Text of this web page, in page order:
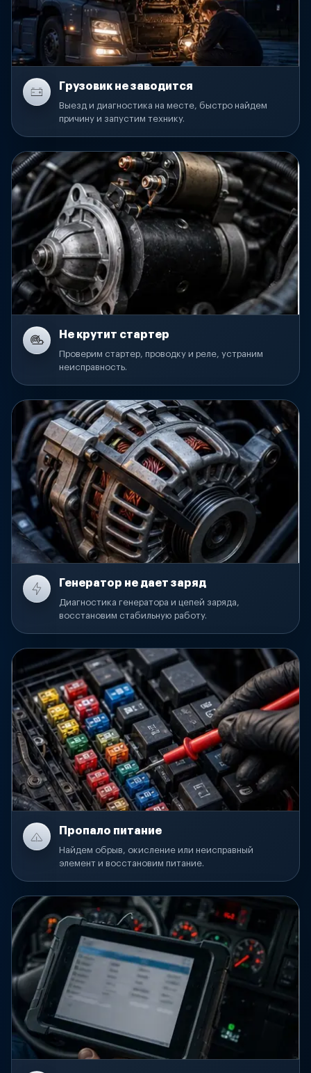
Грузовик не заводится
Выезд и диагностика на месте, быстро найдем
причину и запустим технику.
Не крутит стартер
Проверим стартер, проводку и реле, устраним
неисправность.
Генератор не дает заряд
Диагностика генератора и цепей заряда,
восстановим стабильную работу.
Пропало питание
Найдем обрыв, окисление или неисправный
элемент и восстановим питание.